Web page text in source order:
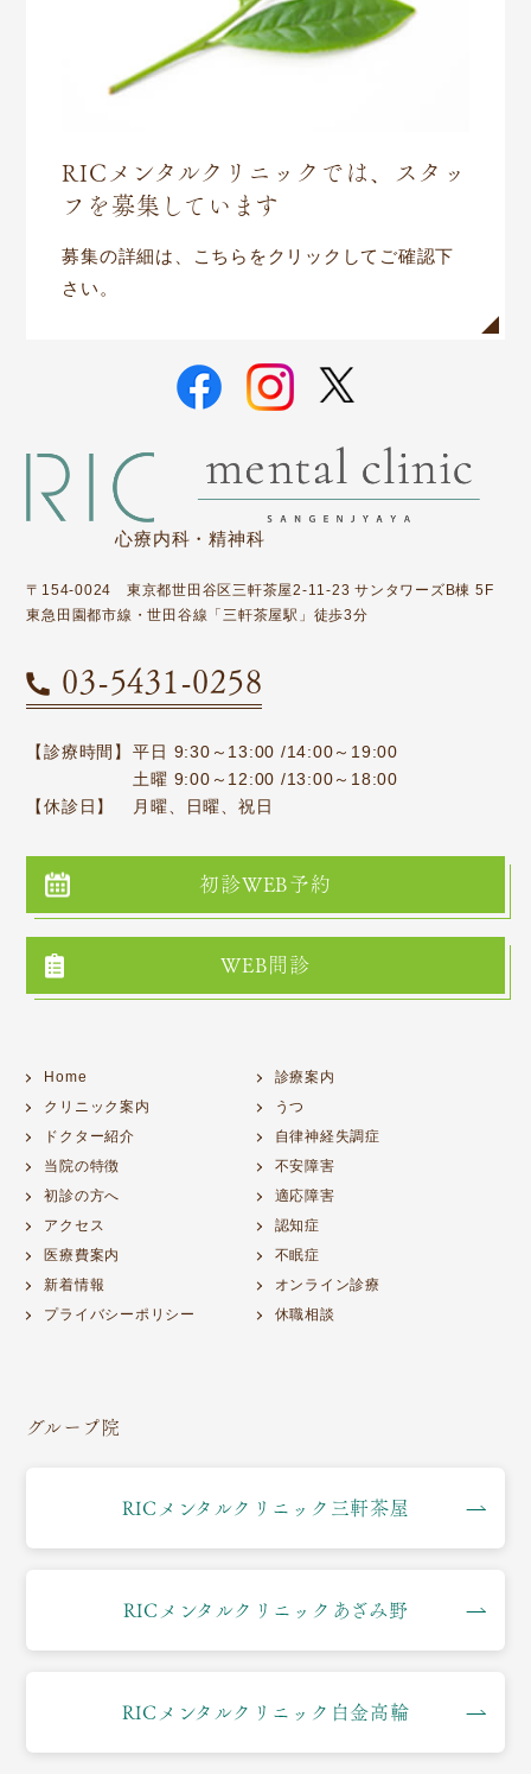
RICメンタルクリニックでは、スタッ
フを募集しています
募集の詳細は、こちらをクリックしてご確認下
さい。
心療内科・精神科
〒154-0024 東京都世田谷区三軒茶屋2-11-23 サンタワーズB棟 5F
東急田園都市線・世田谷線「三軒茶屋駅」徒歩3分
03-5431-0258
【診療時間】 平日 9:30～13:00 /14:00～19:00
土曜 9:00～12:00 /13:00～18:00
【休診日】
月曜、日曜、祝日
初診WEB予約
WEB問診
Home
クリニック案内
ドクター紹介
当院の特徴
初診の方へ
アクセス
医療費案内
新着情報
プライバシーポリシー
診療案内
うつ
自律神経失調症
不安障害
適応障害
認知症
不眠症
オンライン診療
休職相談
グループ院
RICメンタルクリニック三軒茶屋
RICメンタルクリニックあざみ野
RICメンタルクリニック白金高輪